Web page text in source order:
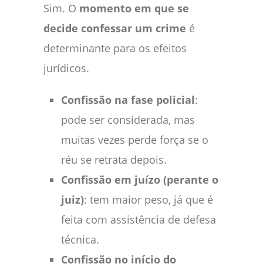
Sim. O momento em que se
decide confessar um crime é
determinante para os efeitos
jurídicos.
Confissão na fase policial:
pode ser considerada, mas
muitas vezes perde força se o
réu se retrata depois.
Confissão em juízo (perante o
juiz): tem maior peso, já que é
feita com assistência de defesa
técnica.
Confissão no início do